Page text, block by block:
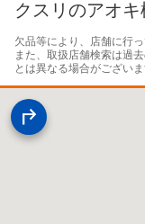
クスリのアオ
欠品等により、店舗に行
また、取扱店舗検索は過
とは異なる場合がござい